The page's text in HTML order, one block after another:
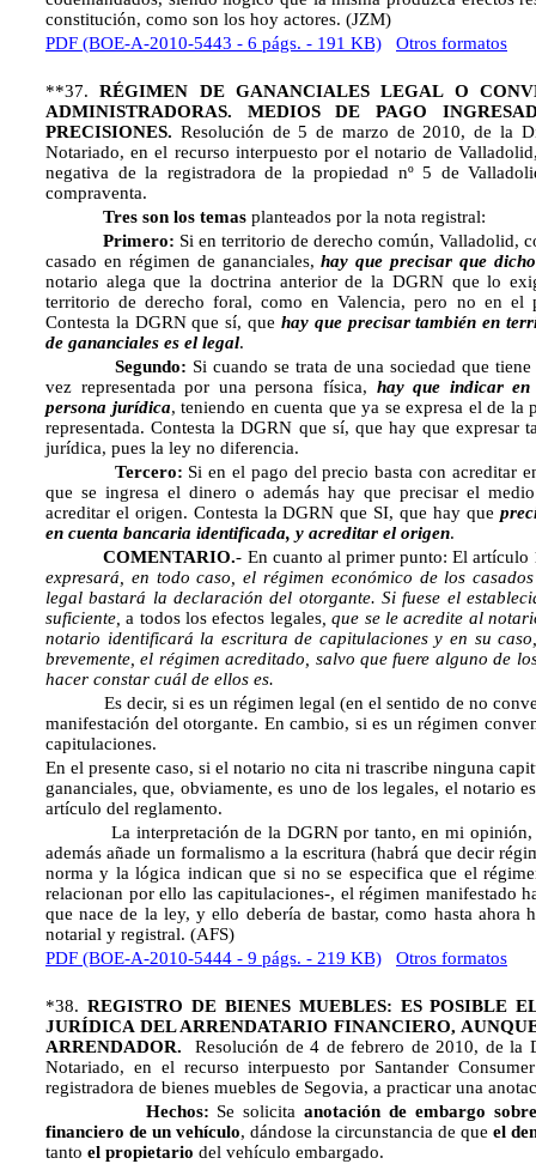
constitución, como son los hoy actores. (JZM)
PDF (BOE-A-2010-5443 - 6 págs. - 191 KB)
Otros formatos
**37.RÉGIMEN DE GANANCIALES LEGAL O
ADMINISTRADORAS. MEDIOS DE PAGO
PRECISIONES. Resolución de 5 de marzo de 2010, de la
Notariado, en el recurso interpuesto por el notario de
negativa de la registradora de la propiedad nº 5 de
compraventa.
Tres son los temas planteados por la nota registral:
Primero: Si en territorio de derecho común, Valladolid,
casado en régimen de gananciales,hay que precisar que
notario alega que la doctrina anterior de la DGRN que lo
territorio de derecho foral, como en Valencia, pero no en el
Contesta la DGRN que sí, que hay que precisar también en
de gananciales es el legal.
Segundo: Si cuando se trata de una sociedad que
vez representada por una persona física, hay que indicar
persona jurídica, teniendo en cuenta que ya se expresa el de
representada. Contestala DGRN que sí, que hay que expresar
jurídica, pues la ley no diferencia.
Tercero: Si en el pago del precio basta con acreditar
que se ingresa el dinero o además hay que precisar el
acreditar el origen. Contesta la DGRN que SI, que hay que
en cuenta bancaria identificada, y acreditar el origen.
COMENTARIO.- En cuanto al primer punto: El artículo
expresará, en todo caso, el régimen económico de los
legal bastará la declaración del otorgante. Si fuese el
suficiente,a todos los efectos legales, que se le acredite al
notario identificará la escritura de capitulaciones y en su
brevemente, el régimen acreditado, salvo que fuere alguno de
hacer constar cuál de ellos es.
Es decir, si es un régimen legal (en el sentido de no
manifestación del otorgante. En cambio, si es un régimen
capitulaciones.
En el presente caso, si el notario no cita ni trascribe ninguna
gananciales, que, obviamente, es uno de los legales, el notario
artículo del reglamento.
La interpretación de la DGRN por tanto, en mi opinión,
además añade un formalismo a la escritura (habrá que decir
norma y la lógica indican que si no se especifica que el
relacionan por ello las capitulaciones-, el régimen manifestado
que nace de la ley, y ello debería de bastar, como hasta
notarial y registral. (AFS)
PDF (BOE-A-2010-5444 - 9 págs. - 219 KB)
Otros formatos
*38. REGISTRO DE BIENES MUEBLES: ES POSIBLE
JURÍDICA DEL ARRENDATARIO FINANCIERO,
ARRENDADOR.Resolución de 4 de febrero de 2010, de la
Notariado, en el recurso interpuesto por Santander
registradora de bienes muebles de Segovia, a practicar una
Hechos: Se solicitaanotación de embargo
financiero de un vehículo, dándose la circunstancia de queel
tanto el propietario del vehículo embargado.